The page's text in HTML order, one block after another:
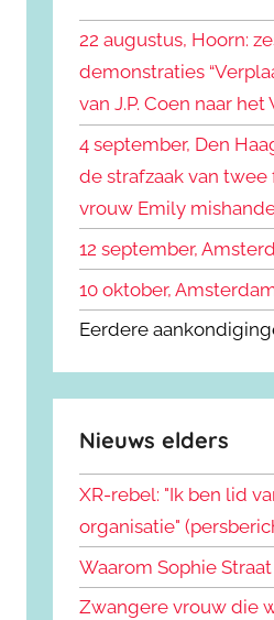
n
a
a
r
:
22 augustus, Hoorn:
demonstraties
van J.P. Coen naar
4 september, Den
de strafzaak van
vrouw Emily
12 september,
10 oktober,
Eerdere
Nieuws elders
XR-rebel: "Ik ben lid
organisatie"
Waarom Sophie
Zwangere vrouw die